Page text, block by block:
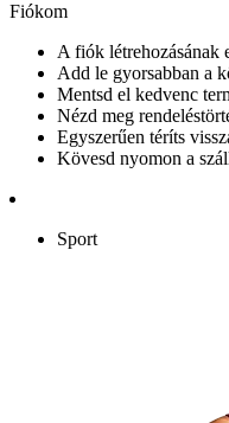
Fiókom
A fiók létrehozásának
Add le gyorsabban a
Mentsd el kedvenc
Nézd meg
Egyszerűen téríts
Kövesd nyomon a
Sport